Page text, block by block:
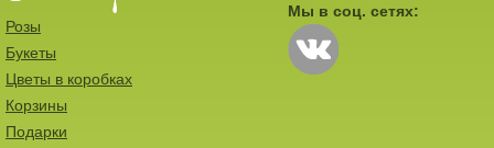
Мы в соц. сетях:
Розы
Букеты
Цветы в коробках
Корзины
Подарки